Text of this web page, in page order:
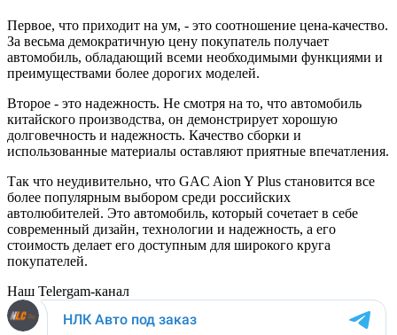
Первое, что приходит на ум, - это соотношение цена-качество.
За весьма демократичную цену покупатель получает
автомобиль, обладающий всеми необходимыми функциями и
преимуществами более дорогих моделей.
Второе - это надежность. Не смотря на то, что автомобиль
китайского производства, он демонстрирует хорошую
долговечность и надежность. Качество сборки и
использованные материалы оставляют приятные впечатления.
Так что неудивительно, что GAC Aion Y Plus становится все
более популярным выбором среди российских
автолюбителей. Это автомобиль, который сочетает в себе
современный дизайн, технологии и надежность, а его
стоимость делает его доступным для широкого круга
покупателей.
Наш Telergam-канал